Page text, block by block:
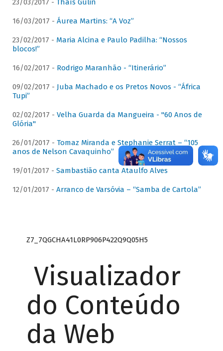
23/03/2017 - Thaís Gulin
16/03/2017 - Áurea Martins: “A Voz”
23/02/2017 - Maria Alcina e Paulo Padilha: “Nossos
blocos!”
16/02/2017 - Rodrigo Maranhão - “Itinerário”
09/02/2017 - Juba Machado e os Pretos Novos - “África
Tupi”
02/02/2017 - Velha Guarda da Mangueira - "60 Anos de
Glória"
26/01/2017 - Tomaz Miranda e Stephanie Serrat – “105
anos de Nelson Cavaquinho”
19/01/2017 - Sambastião canta Ataulfo Alves
12/01/2017 - Arranco de Varsóvia – “Samba de Cartola”
Z7_7QGCHA41L0RP906P422Q9Q05H5
Visualizador
do Conteúdo
da Web